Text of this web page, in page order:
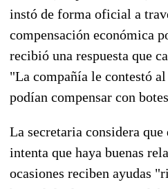
instó de forma oficial a
compensación económica
recibió una respuesta que
"La compañía le contestó
podían compensar con
La secretaria considera
intenta que haya buenas
ocasiones reciben ayudas